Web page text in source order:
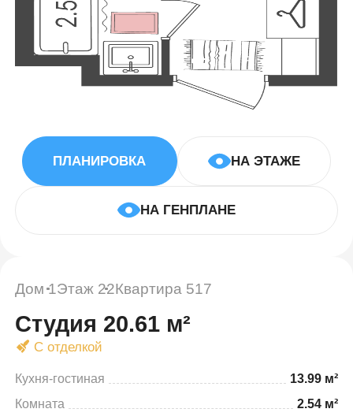
ПЛАНИРОВКА НА ЭТАЖЕ
НА ГЕНПЛАНЕ
Дом 1Этаж 22Квартира 517
Студия 20.61 м²
С отделкой
Кухня-гостиная
13.99 м²
Комната
2.54 м²